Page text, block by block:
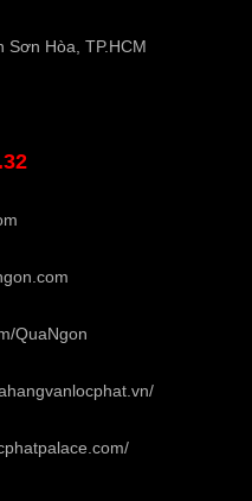
Sơn Hòa, TP.HCM
QuaNgon